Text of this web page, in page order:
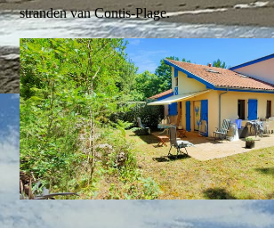
stranden van Contis-Plage.